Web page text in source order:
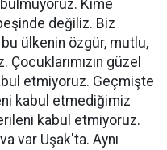
Kime
değiliz. Biz
ülkenin özgür, mutlu,
güzel
etmiyoruz. Geçmişte
kabul etmediğimiz
kabul etmiyoruz.
var Uşak'ta. Aynı